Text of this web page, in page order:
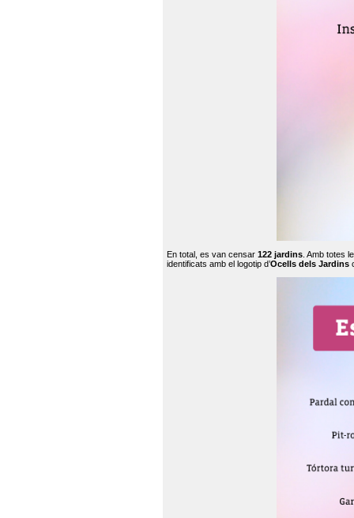
En total, es van censar 122 jardins . Amb totes
identificats amb el logotip d’Ocells dels Jardins